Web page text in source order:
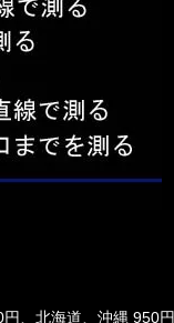
、北海道、沖縄 950円